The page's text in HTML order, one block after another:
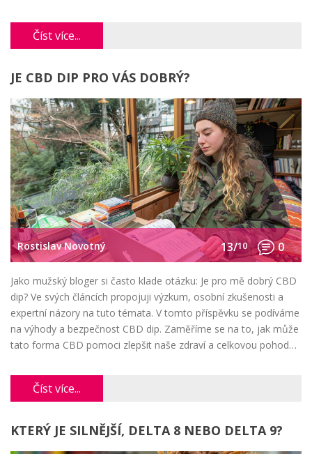
Číst více...
JE CBD DIP PRO VÁS DOBRÝ?
Rostislav Novotný 13/10 0
Jako mužský bloger si často klade otázku: Je pro mě dobrý CBD
dip? Ve svých článcích propojuji výzkum, osobní zkušenosti a
expertní názory na tuto témata. V tomto příspěvku se podíváme
na výhody a bezpečnost CBD dip. Zaměříme se na to, jak může
tato forma CBD pomoci zlepšit naše zdraví a celkovou pohodu.
Číst více...
KTERÝ JE SILNĚJŠÍ, DELTA 8 NEBO DELTA 9?